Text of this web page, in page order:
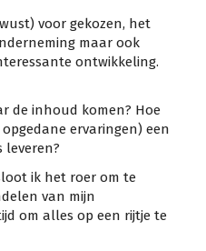
voor gekozen, het
maar ook
ontwikkeling.
de inhoud komen? Hoe
ervaringen) een
leveren?
ik het roer om te
van mijn
om alles op een rijtje te